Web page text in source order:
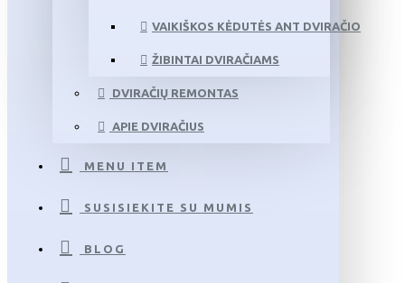
VAIKIŠKOS KĖDUTĖS ANT DVIRAČIO
ŽIBINTAI DVIRAČIAMS
DVIRAČIŲ REMONTAS
APIE DVIRAČIUS
MENU ITEM
SUSISIEKITE SU MUMIS
BLOG